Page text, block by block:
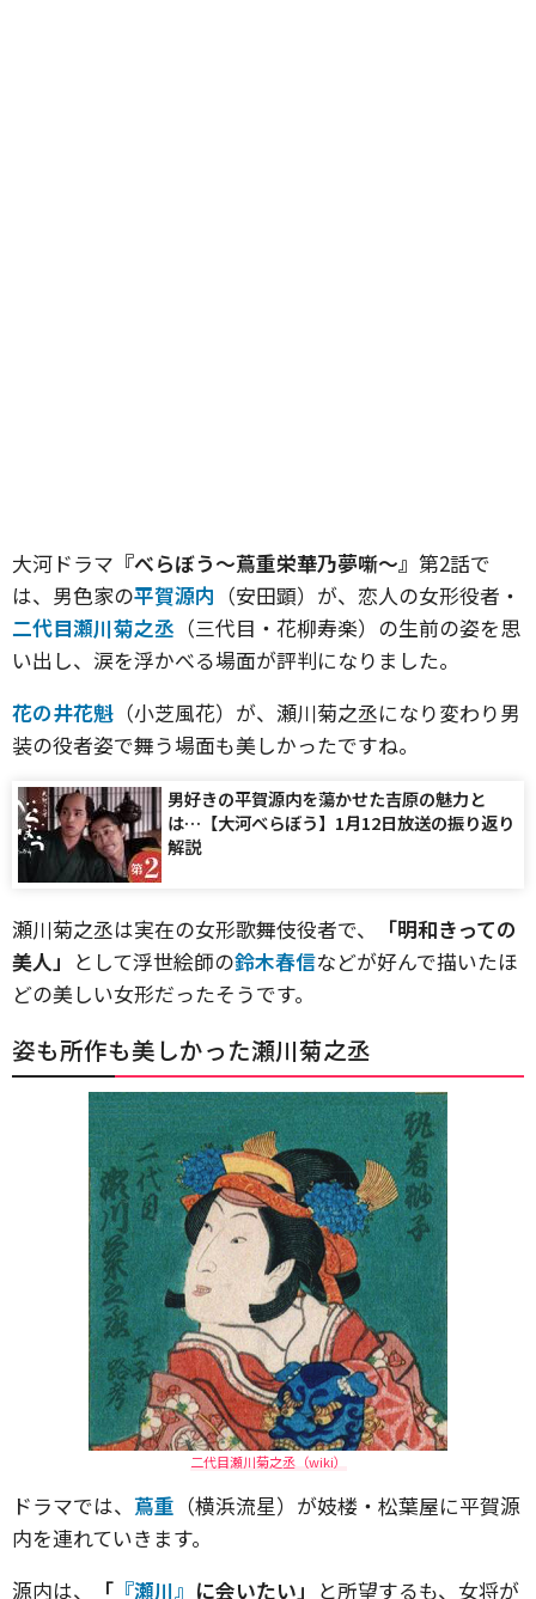
大河ドラマ 『べらぼう〜蔦重栄華乃夢噺〜』 第2話で
は、男色家の平賀源内 （安田顕）が、恋人の女形役者・
二代目瀬川菊之丞 （三代目・花柳寿楽）の生前の姿を思
い出し、涙を浮かべる場面が評判になりました。
花の井花魁 （小芝風花）が、瀬川菊之丞になり変わり男
装の役者姿で舞う場面も美しかったですね。
男好きの平賀源内を蕩かせた吉原の魅力と
は…【大河べらぼう】1月12日放送の振り返り
解説
瀬川菊之丞は実在の女形歌舞伎役者で、
「明和きっての
美人」 として浮世絵師の鈴木春信などが好んで描いたほ
どの美しい女形だったそうです。
姿も所作も美しかった瀬川菊之丞
二代目瀬川菊之丞（wiki）
ドラマでは、 蔦重 （横浜流星）が妓楼・松葉屋に平賀源
内を連れていきます。
源内は、
「 『瀬川』 に会いたい」 と所望するも、女将が